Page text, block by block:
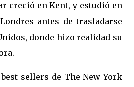
creció en Kent, y estudió en
antes de trasladarse
donde hizo realidad su
sellers de The New York